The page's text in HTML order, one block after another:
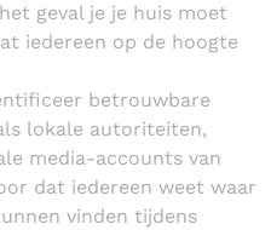
geval je je huis moet
iedereen op de hoogte
betrouwbare
lokale autoriteiten,
media-accounts van
dat iedereen weet waar
vinden tijdens